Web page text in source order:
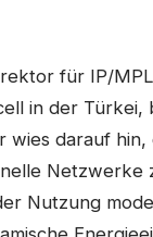
für IP/
in der
darauf
Netzwerke
Nutzung